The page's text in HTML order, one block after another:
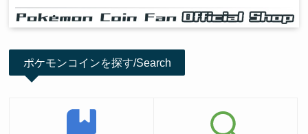
ポケモンコインを探す/Search